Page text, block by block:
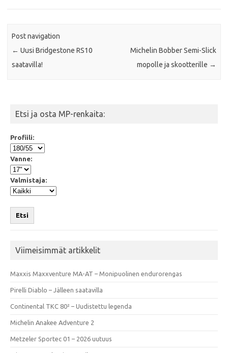
Post navigation
← Uusi Bridgestone RS10
saatavilla!
Michelin Bobber Semi-Slick
mopolle ja skootterille →
Etsi ja osta MP-renkaita:
Profiili:
Vanne:
Valmistaja:
Etsi
Viimeisimmät artikkelit
Maxxis Maxxventure MA-AT – Monipuolinen endurorengas
Pirelli Diablo – Jälleen saatavilla
Continental TKC 80² – Uudistettu legenda
Michelin Anakee Adventure 2
Metzeler Sportec 01 – 2026 uutuus